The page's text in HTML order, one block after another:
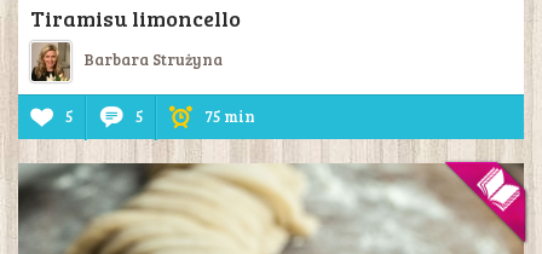
Tiramisu limoncello
Barbara Strużyna
5 5 75 min